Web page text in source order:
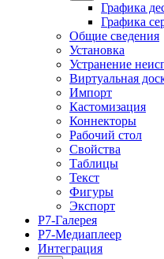
Графика
Графика
Общие сведения
Установка
Устранение
Виртуальная
Импорт
Кастомизация
Коннекторы
Рабочий стол
Свойства
Таблицы
Текст
Фигуры
Экспорт
Р7-Галерея
Р7-Медиаплеер
Интеграция